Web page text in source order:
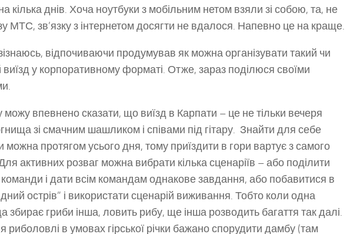
кілька днів. Хоча ноутбуки з мобільним нетом взяли зі собою, та, не
МТС, зв’язку з інтернетом досягти не вдалося. Напевно це на краще.
відпочиваючи продумував як можна організувати такий чи
у корпоративному форматі. Отже, зараз поділюся своїми
впевнено сказати, що виїзд в Карпати – це не тільки вечеря
зі смачним шашликом і співами під гітару. Знайти для себе
можна протягом усього дня, тому приїздити в гори вартує з самого
активних розваг можна вибрати кілька сценаріїв – або поділити
команди і дати всім командам однакове завдання, або побавитися в
острів” і використати сценарій виживання. Тобто коли одна
збирає гриби інша, ловить рибу, ще інша розводить багаття так далі.
риболовлі в умовах гірської річки бажано спорудити дамбу (там